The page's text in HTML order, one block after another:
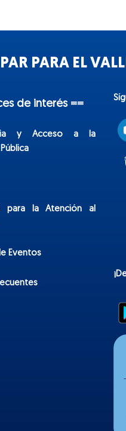
PARA EL
de interés ==
y Acceso a la
para la Atención al
Eventos